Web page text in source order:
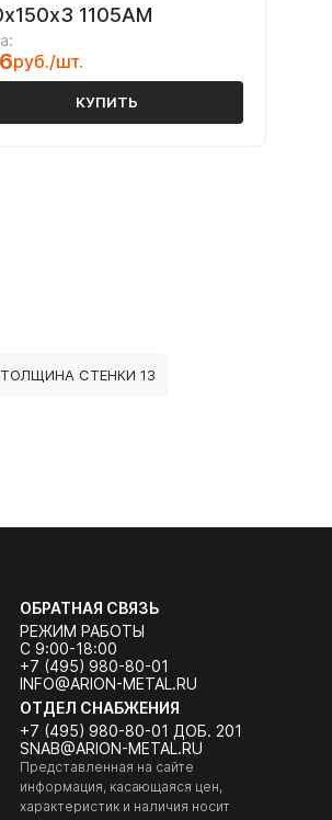
1105АМ
руб./шт.
КУПИТЬ
СТЕНКИ 13
ОБРАТНАЯ СВЯЗЬ
РЕЖИМ РАБОТЫ
С 9:00-18:00
+7 (495) 980-80-01
INFO@ARION-METAL.RU
ОТДЕЛ СНАБЖЕНИЯ
+7 (495) 980-80-01 ДОБ. 201
SNAB@ARION-METAL.RU
Представленная на сайте
информация, касающаяся цен,
характеристик и наличия носит